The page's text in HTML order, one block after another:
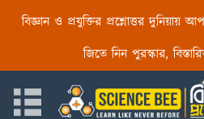
বিজ্ঞান ও প্রযুক্তির প্রশ্নোত্তর দুনিয়ায়
জিতে নিন পুরস্কার,